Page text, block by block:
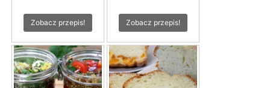
Zobacz przepis! Zobacz przepis!